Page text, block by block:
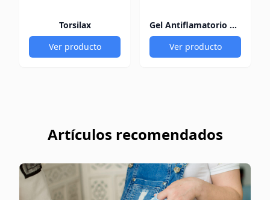
Torsilax
Ver producto
Gel Antiflamatorio 60Gr
Ver producto
Artículos recomendados